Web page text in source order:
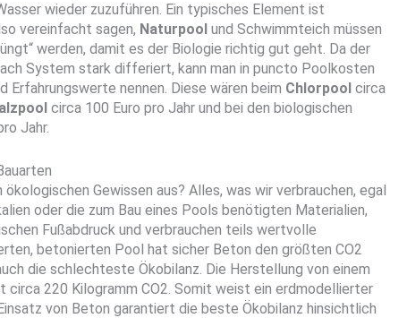
wieder zuzuführen. Ein typisches Element ist
vereinfacht sagen, Naturpool und Schwimmteich müssen
werden, damit es der Biologie richtig gut geht. Da der
System stark differiert, kann man in puncto Poolkosten
Erfahrungswerte nennen. Diese wären beim Chlorpool circa
circa 100 Euro pro Jahr und bei den biologischen
Jahr.
Gewissen aus? Alles, was wir verbrauchen, egal
oder die zum Bau eines Pools benötigten Materialien,
Fußabdruck und verbrauchen teils wertvolle
betonierten Pool hat sicher Beton den größten CO2
die schlechteste Ökobilanz. Die Herstellung von einem
circa 220 Kilogramm CO2. Somit weist ein erdmodellierter
von Beton garantiert die beste Ökobilanz hinsichtlich